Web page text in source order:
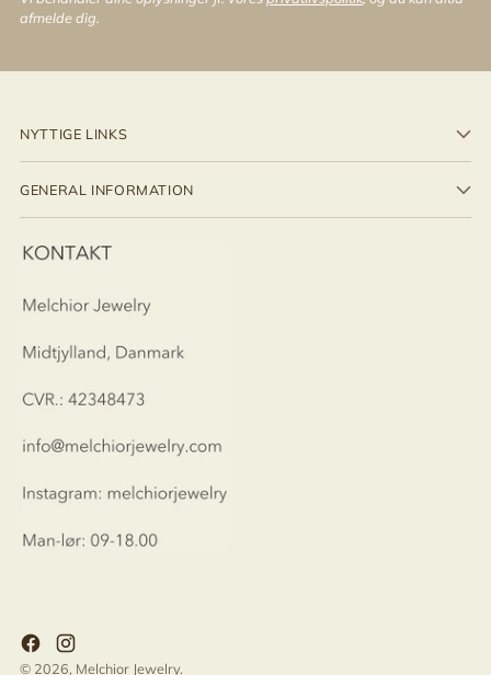
afmelde dig.
NYTTIGE LINKS
GENERAL INFORMATION
© 2026, Melchior Jewelry.